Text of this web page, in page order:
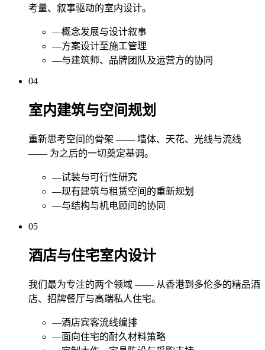
考量、叙事驱动的室内设计。
—概念发展与设计叙事
—方案设计至施工管理
—与建筑师、品牌团队及运营方的协同
04
室内建筑与空间规划
重新思考空间的骨架 —— 墙体、天花、光线与流线
—— 为之后的一切奠定基调。
—试装与可行性研究
—现有建筑与租赁空间的重新规划
—与结构与机电顾问的协同
05
酒店与住宅室内设计
我们最为专注的两个领域 —— 从香港到多伦多的精品酒
店、招牌餐厅与高端私人住宅。
—酒店宾客流线编排
—面向住宅的耐久材料策略